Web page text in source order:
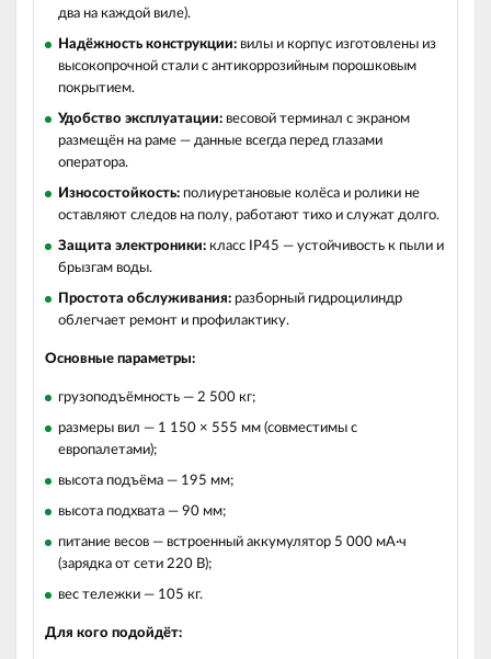
два на каждой виле).
Надёжность конструкции: вилы и корпус изготовлены из
высокопрочной стали с антикоррозийным порошковым
покрытием.
Удобство эксплуатации: весовой терминал с экраном
размещён на раме — данные всегда перед глазами
оператора.
Износостойкость: полиуретановые колёса и ролики не
оставляют следов на полу, работают тихо и служат долго.
Защита электроники: класс IP45 — устойчивость к пыли и
брызгам воды.
Простота обслуживания: разборный гидроцилиндр
облегчает ремонт и профилактику.
Основные параметры:
грузоподъёмность — 2 500 кг;
размеры вил — 1 150 × 555 мм (совместимы с
европалетами);
высота подъёма — 195 мм;
высота подхвата — 90 мм;
питание весов — встроенный аккумулятор 5 000 мА·ч
(зарядка от сети 220 В);
вес тележки — 105 кг.
Для кого подойдёт: